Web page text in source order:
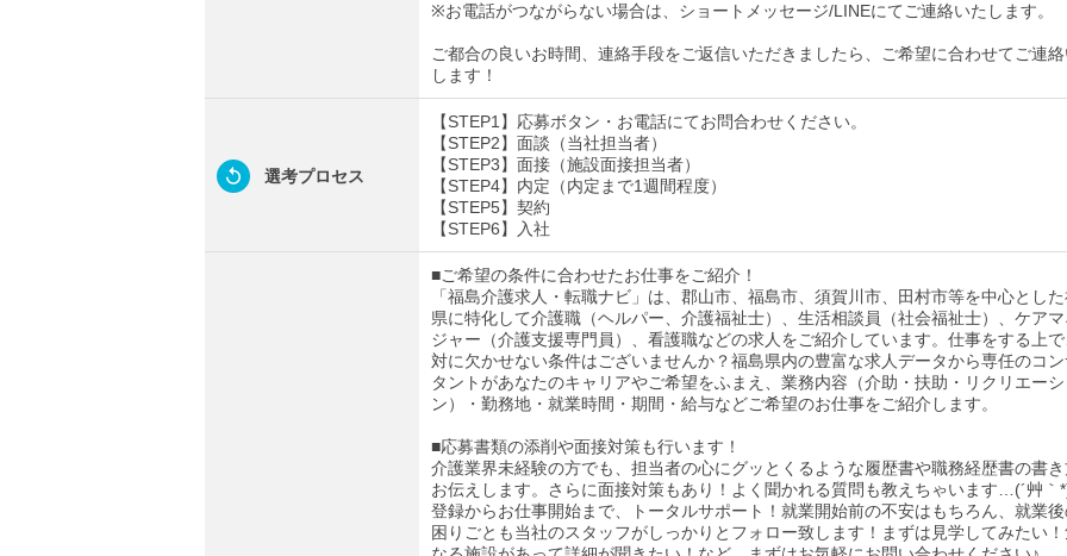
※お電話がつながらない場合は、ショートメッセージ/LINEにてご連絡いたします。
ご都合の良いお時間、連絡手段をご返信いただきましたら、ご希望に合わせてご連
します！
選考プロセス
【STEP1】応募ボタン・お電話にてお問合わせください。
【STEP2】面談（当社担当者）
【STEP3】面接（施設面接担当者）
【STEP4】内定（内定まで1週間程度）
【STEP5】契約
【STEP6】入社
■ご希望の条件に合わせたお仕事をご紹介！
「福島介護求人・転職ナビ」は、郡山市、福島市、須賀川市、田村市等を中心とし
県に特化して介護職（ヘルパー、介護福祉士）、生活相談員（社会福祉士）、ケア
ジャー（介護支援専門員）、看護職などの求人をご紹介しています。仕事をする上
対に欠かせない条件はございませんか？福島県内の豊富な求人データから専任のコ
タントがあなたのキャリアやご希望をふまえ、業務内容（介助・扶助・リクリエー
ン）・勤務地・就業時間・期間・給与などご希望のお仕事をご紹介します。
■応募書類の添削や面接対策も行います！
介護業界未経験の方でも、担当者の心にグッとくるような履歴書や職務経歴書の書
お伝えします。さらに面接対策もあり！よく聞かれる質問も教えちゃいます…(´艸｀
登録からお仕事開始まで、トータルサポート！就業開始前の不安はもちろん、就業
困りごとも当社のスタッフがしっかりとフォロー致します！まずは見学してみたい